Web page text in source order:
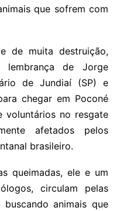
que sofrem com
de muita destruição,
de Jorge
de Jundiaí (SP) e
chegar em Poconé
voluntários no resgate
afetados pelos
brasileiro.
queimadas, ele e um
circulam pelas
animais que